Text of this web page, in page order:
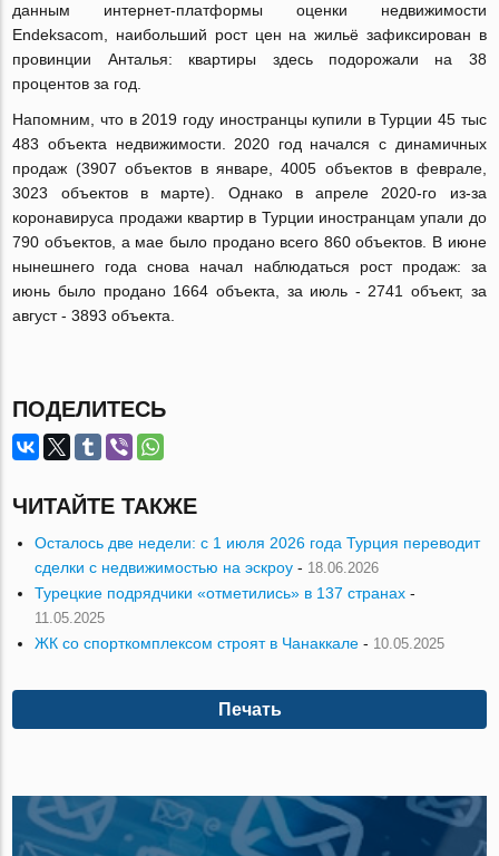
данным интернет-платформы оценки недвижимости
Endeksacom, наибольший рост цен на жильё зафиксирован в
провинции Анталья: квартиры здесь подорожали на 38
процентов за год.
Напомним, что в 2019 году иностранцы купили в Турции 45 тыс
483 объекта недвижимости. 2020 год начался с динамичных
продаж (3907 объектов в январе, 4005 объектов в феврале,
3023 объектов в марте). Однако в апреле 2020-го из-за
коронавируса продажи квартир в Турции иностранцам упали до
790 объектов, а мае было продано всего 860 объектов. В июне
нынешнего года снова начал наблюдаться рост продаж: за
июнь было продано 1664 объекта, за июль - 2741 объект, за
август - 3893 объекта.
ПОДЕЛИТЕСЬ
ЧИТАЙТЕ ТАКЖЕ
Осталось две недели: с 1 июля 2026 года Турция переводит
сделки с недвижимостью на эскроу - 18.06.2026
Турецкие подрядчики «отметились» в 137 странах -
11.05.2025
ЖК со спорткомплексом строят в Чанаккале - 10.05.2025
Печать